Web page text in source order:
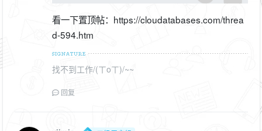
看一下置顶帖：https://cloudatabases.com/threa
d-594.htm
找不到工作/(ㄒoㄒ)/~~
回复